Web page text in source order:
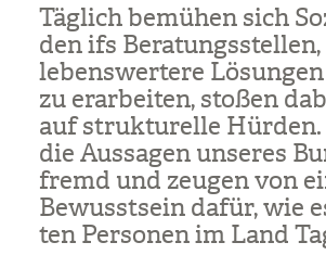
Täg­lich bemü­hen sich
den ifs
lebens­wer­tere
zu erar­bei­ten, sto­ßen
auf struk­tu­relle
die Aus­sa­gen unse­res
fremd und zeu­gen von
Bewusst­sein dafür, wie
ten Per­so­nen im Land